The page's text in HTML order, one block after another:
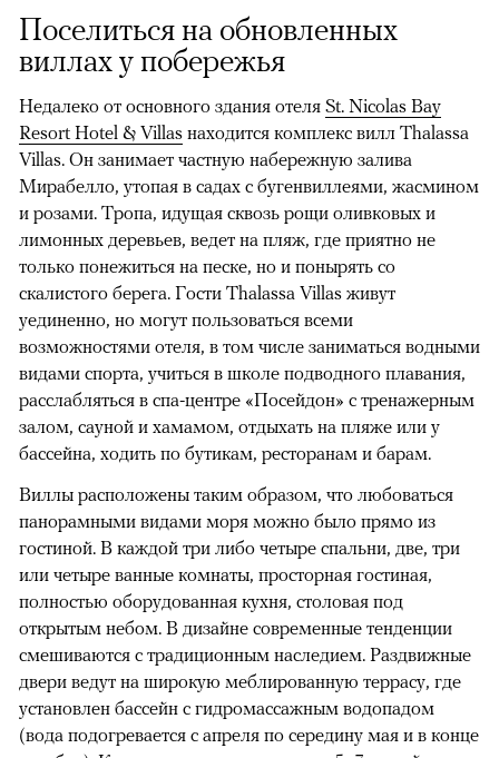
Поселиться на обновленных
виллах у побережья
Недалеко от основного здания отеля St. Nicolas Bay
Resort Hotel & Villas находится комплекс вилл Thalassa
Villas. Он занимает частную набережную залива
Мирабелло, утопая в садах с бугенвиллеями, жасмином
и розами. Тропа, идущая сквозь рощи оливковых и
лимонных деревьев, ведет на пляж, где приятно не
только понежиться на песке, но и понырять со
скалистого берега. Гости Thalassa Villas живут
уединенно, но могут пользоваться всеми
возможностями отеля, в том числе заниматься водными
видами спорта, учиться в школе подводного плавания,
расслабляться в спа-центре «Посейдон» с тренажерным
залом, сауной и хамамом, отдыхать на пляже или у
бассейна, ходить по бутикам, ресторанам и барам.
Виллы расположены таким образом, что любоваться
панорамными видами моря можно было прямо из
гостиной. В каждой три либо четыре спальни, две, три
или четыре ванные комнаты, просторная гостиная,
полностью оборудованная кухня, столовая под
открытым небом. В дизайне современные тенденции
смешиваются с традиционным наследием. Раздвижные
двери ведут на широкую меблированную террасу, где
установлен бассейн с гидромассажным водопадом
(вода подогревается с апреля по середину мая и в конце